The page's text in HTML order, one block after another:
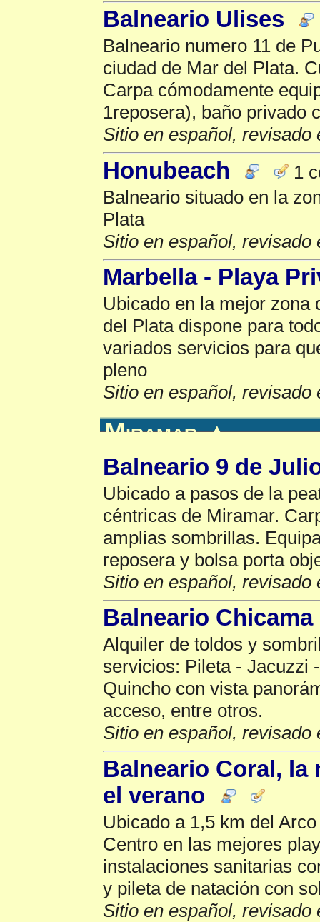
Balneario Ulises
Balneario numero 11 de
ciudad de Mar del Plata.
Carpa cómodamente
1reposera), baño privado
Sitio en español, revisado
Honubeach
1
Balneario situado en la
Plata
Sitio en español, revisado
Marbella - Playa
Ubicado en la mejor zona
del Plata dispone para
variados servicios para
pleno
Sitio en español, revisado
Miramar▲
Balneario 9 de
Ubicado a pasos de la
céntricas de Miramar.
amplias sombrillas.
reposera y bolsa porta
Sitio en español, revisado
Balneario Chicama
Alquiler de toldos y
servicios: Pileta - Jacuzzi
Quincho con vista
acceso, entre otros.
Sitio en español, revisado
Balneario Coral, la
el verano
Ubicado a 1,5 km del
Centro en las mejores
instalaciones sanitarias
y pileta de natación con
Sitio en español, revisado